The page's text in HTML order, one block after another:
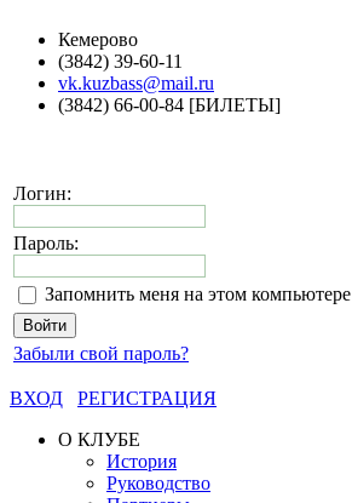
Кемерово
(3842) 39-60-11
vk.kuzbass@mail.ru
(3842) 66-00-84 [БИЛЕТЫ]
Логин:
Пароль:
Запомнить меня на этом компьютере
Забыли свой пароль?
ВХОД
РЕГИСТРАЦИЯ
О КЛУБЕ
История
Руководство